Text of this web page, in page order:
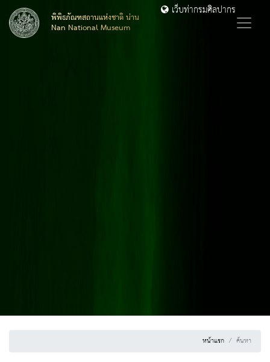
พิพิธภัณฑสถานแห่งชาติ น่าน
Nan National Museum
เว็บท่ากรมศิลปากร
หน้าแรก ค้นหา